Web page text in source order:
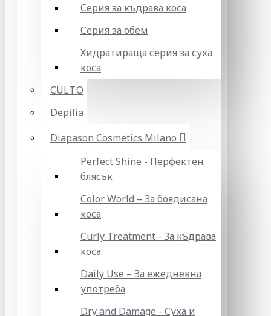
Серия за къдрава коса
Серия за обем
Хидратираща серия за суха
коса
CULT.O
Depilia
Diapason Cosmetics Milano
Perfect Shine - Перфектен
блясък
Color World – За боядисана
коса
Curly Treatment - За къдрава
коса
Daily Use – За ежедневна
употреба
Dry and Damage - Суха и